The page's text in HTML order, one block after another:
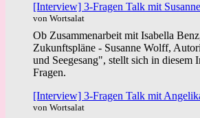
[Interview] 3-Fragen Talk mit
von Wortsalat
Ob Zusammenarbeit mit Isabella
Zukunftspläne - Susanne Wolff,
und Seegesang", stellt sich in diesem
Fragen.
[Interview] 3-Fragen Talk mit
von Wortsalat